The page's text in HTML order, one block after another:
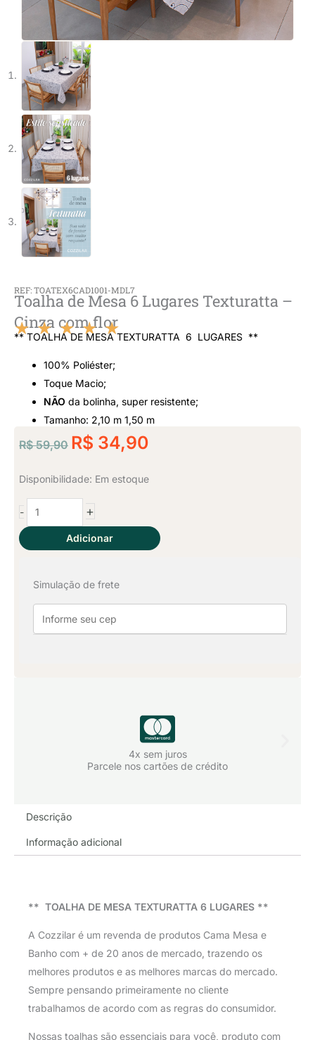
REF: TOATEX6CAD1001-MDL7
Toalha de Mesa 6 Lugares Texturatta –
Cinza com flor
★ ★ ★ ★ ★
Classificado
5
de
5
** TOALHA DE MESA TEXTURATTA 6 LUGARES **
100% Poliéster;
Toque Macio;
NÃO da bolinha, super resistente;
Tamanho: 2,10 m 1,50 m
R$59,90
O
preço
original
era:
R$ 59,90.
R$ 34,90
atual
Disponibilidade: Em estoque
-
Toalha
de
Mesa
Lugares
Cinza
com
+
Adicionar
Simulação de frete
4x sem juros
Parcele nos cartões de crédito
Descrição
Informação adicional
** TOALHA DE MESA TEXTURATTA 6 LUGARES **
A Cozzilar é um revenda de produtos Cama Mesa e
Banho com + de 20 anos de mercado, trazendo os
melhores produtos e as melhores marcas do mercado.
Sempre pensando primeiramente no cliente
trabalhamos de acordo com as regras do consumidor.
Nossas toalhas são essenciais para você, produto com